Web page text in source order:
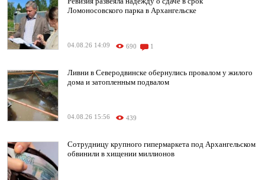
Ломоносовского парка в Архангельске
04.08.26 14:09 690 1
Ливни в Северодвинске обернулись провалом у жилого
дома и затопленным подвалом
04.08.26 15:56 439
Сотрудницу крупного гипермаркета под Архангельском
обвинили в хищении миллионов